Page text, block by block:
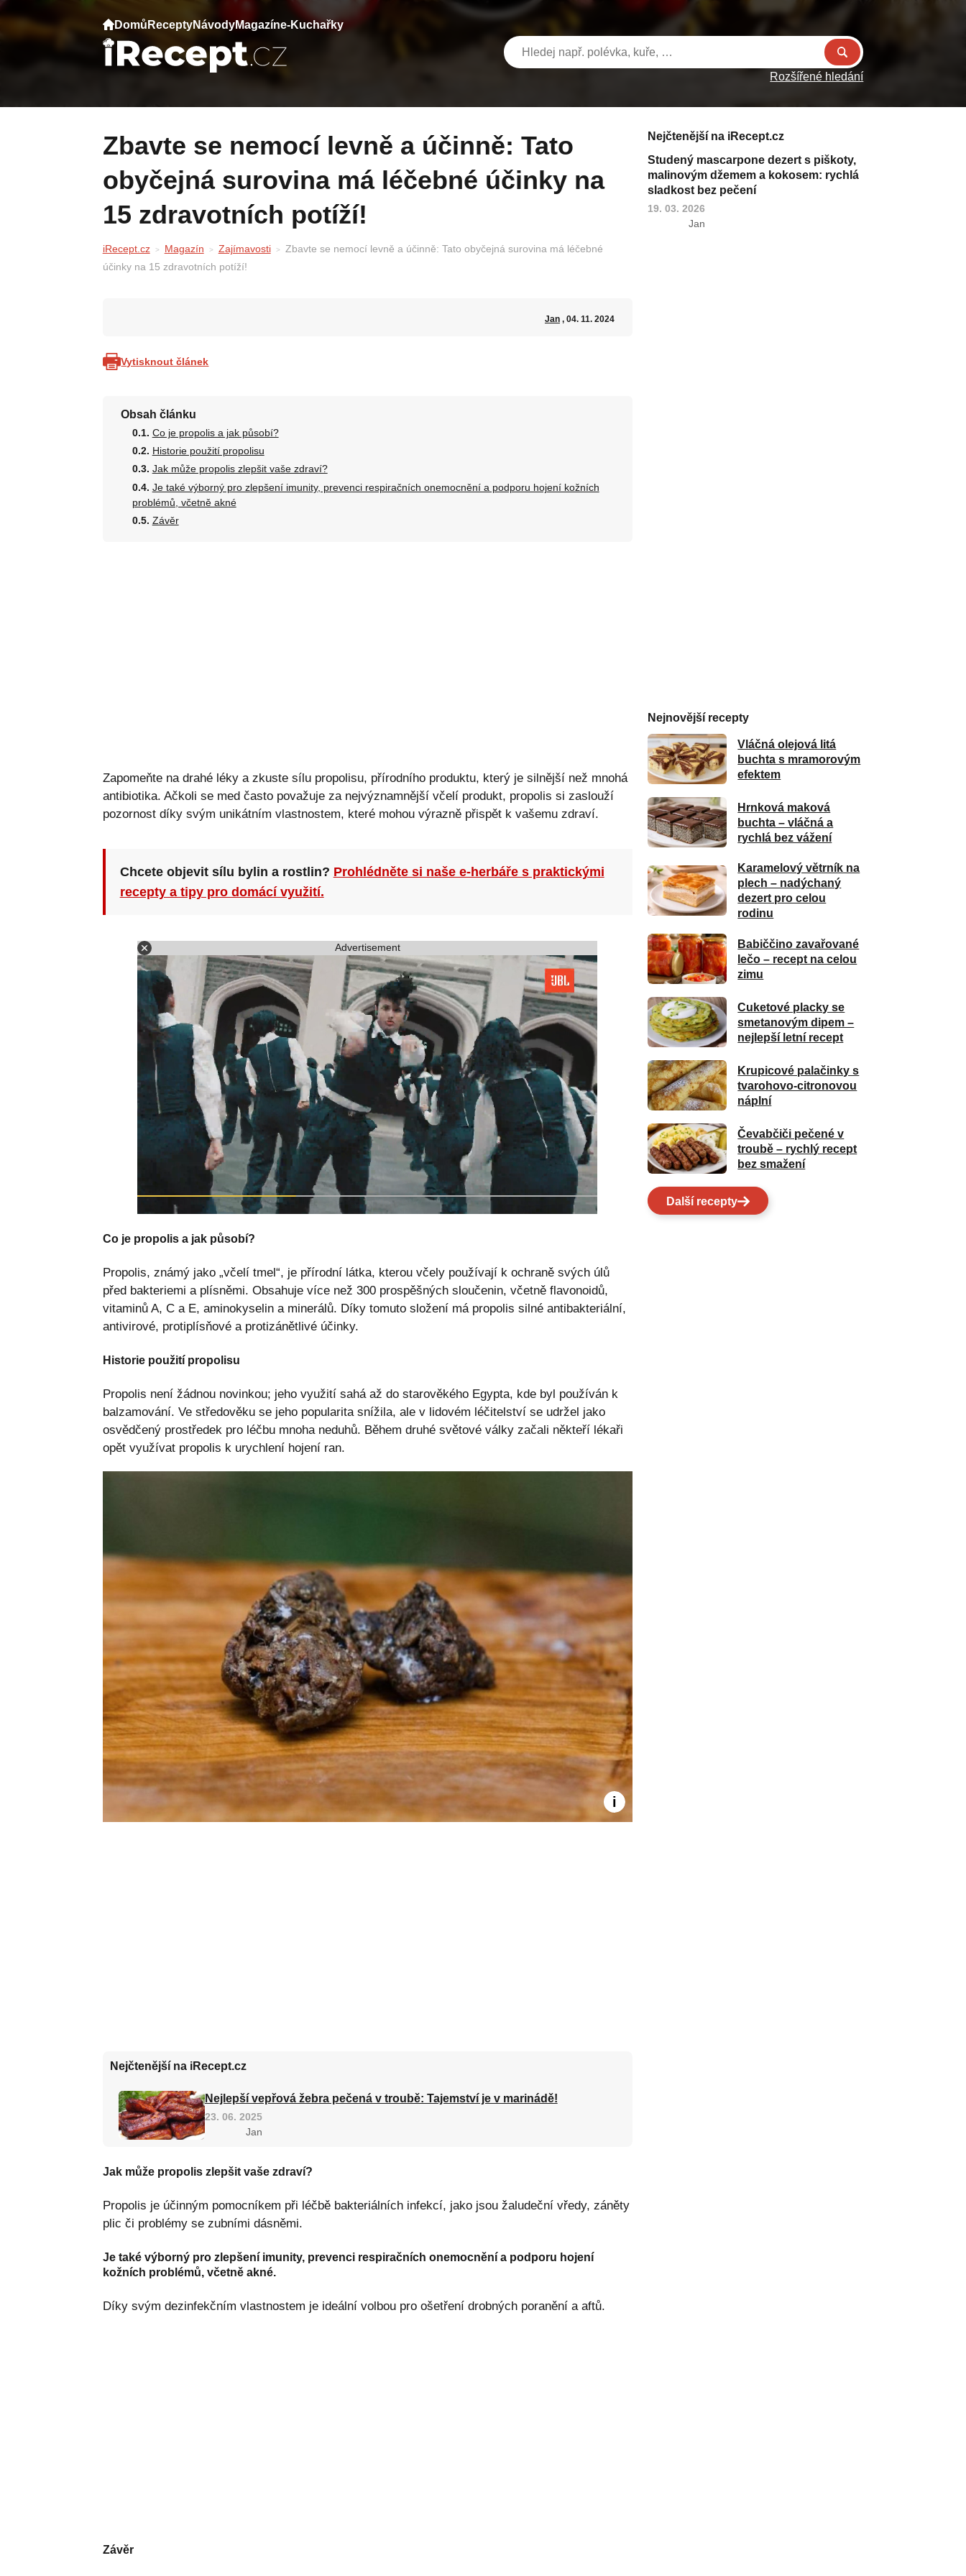
Domů ReceptyNávodyMagazíne-Kuchařky
Rozšířené hledání
Zbavte se nemocí levně a účinně: Tato
obyčejná surovina má léčebné účinky na
15 zdravotních potíží!
iRecept.cz Magazín Zajímavosti
Zbavte se nemocí levně a účinně: Tato obyčejná surovina má léčebné
účinky na 15 zdravotních potíží!
Jan, 04. 11. 2024
Vytisknout článek
Obsah článku
Co je propolis a jak působí?
Historie použití propolisu
Jak může propolis zlepšit vaše zdraví?
Je také výborný pro zlepšení imunity, prevenci respiračních onemocnění a podporu hojení kožních
problémů, včetně akné
Závěr
Zapomeňte na drahé léky a zkuste sílu propolisu, přírodního produktu, který je silnější než mnohá
antibiotika. Ačkoli se med často považuje za nejvýznamnější včelí produkt, propolis si zaslouží
pozornost díky svým unikátním vlastnostem, které mohou výrazně přispět k vašemu zdraví.
Chcete objevit sílu bylin a rostlin? Prohlédněte si naše e-herbáře s praktickými
recepty a tipy pro domácí využití.
Advertisement
Co je propolis a jak působí?
Propolis, známý jako „včelí tmel“, je přírodní látka, kterou včely používají k ochraně svých úlů
před bakteriemi a plísněmi. Obsahuje více než 300 prospěšných sloučenin, včetně flavonoidů,
vitaminů A, C a E, aminokyselin a minerálů. Díky tomuto složení má propolis silné antibakteriální,
antivirové, protiplísňové a protizánětlivé účinky.
Historie použití propolisu
Propolis není žádnou novinkou; jeho využití sahá až do starověkého Egypta, kde byl používán k
balzamování. Ve středověku se jeho popularita snížila, ale v lidovém léčitelství se udržel jako
osvědčený prostředek pro léčbu mnoha neduhů. Během druhé světové války začali někteří lékaři
opět využívat propolis k urychlení hojení ran.
Nejčtenější na iRecept.cz
Nejlepší vepřová žebra pečená v troubě: Tajemství je v marinádě!
23. 06. 2025
Jan
Jak může propolis zlepšit vaše zdraví?
Propolis je účinným pomocníkem při léčbě bakteriálních infekcí, jako jsou žaludeční vředy, záněty
plic či problémy se zubními dásněmi.
Je také výborný pro zlepšení imunity, prevenci respiračních onemocnění a podporu hojení
kožních problémů, včetně akné.
Díky svým dezinfekčním vlastnostem je ideální volbou pro ošetření drobných poranění a aftů.
Závěr
Nejčtenější na iRecept.cz
Studený mascarpone dezert s piškoty,
malinovým džemem a kokosem: rychlá
sladkost bez pečení
19. 03. 2026
Jan
Nejnovější recepty
Vláčná olejová litá
buchta s mramorovým
efektem
Hrnková maková
buchta – vláčná a
rychlá bez vážení
Karamelový větrník na
plech – nadýchaný
dezert pro celou
rodinu
Babiččino zavařované
lečo – recept na celou
zimu
Cuketové placky se
smetanovým dipem –
nejlepší letní recept
Krupicové palačinky s
tvarohovo-citronovou
náplní
Čevabčiči pečené v
troubě – rychlý recept
bez smažení
Další recepty